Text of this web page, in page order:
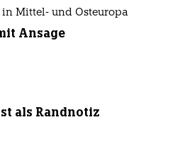
Mittel- und Osteuropa
Ansage
als Randnotiz